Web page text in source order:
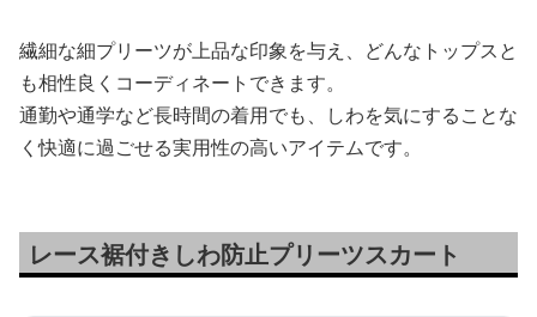
繊細な細プリーツが上品な印象を与え、どんなトップスと
も相性良くコーディネートできます。
通勤や通学など長時間の着用でも、しわを気にすることな
く快適に過ごせる実用性の高いアイテムです。
レース裾付きしわ防止プリーツスカート